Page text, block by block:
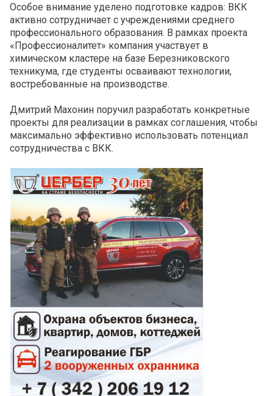
Особое внимание уделено подготовке кадров: ВКК
активно сотрудничает с учреждениями среднего
профессионального образования. В рамках проекта
«Профессионалитет» компания участвует в
химическом кластере на базе Березниковского
техникума, где студенты осваивают технологии,
востребованные на производстве.
Дмитрий Махонин поручил разработать конкретные
проекты для реализации в рамках соглашения, чтобы
максимально эффективно использовать потенциал
сотрудничества с ВКК.